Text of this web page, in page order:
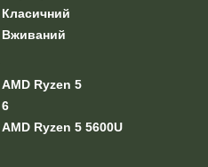
Класичний
Вживаний
AMD Ryzen 5
6
AMD Ryzen 5 5600U